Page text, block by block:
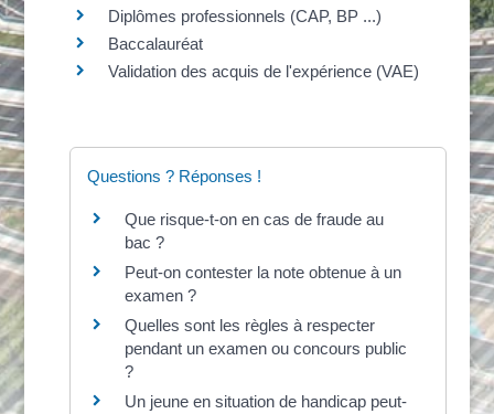
Diplômes professionnels (CAP, BP ...)
Baccalauréat
Validation des acquis de l'expérience (VAE)
Questions ? Réponses !
Que risque-t-on en cas de fraude au
bac ?
Peut-on contester la note obtenue à un
examen ?
Quelles sont les règles à respecter
pendant un examen ou concours public
?
Un jeune en situation de handicap peut-